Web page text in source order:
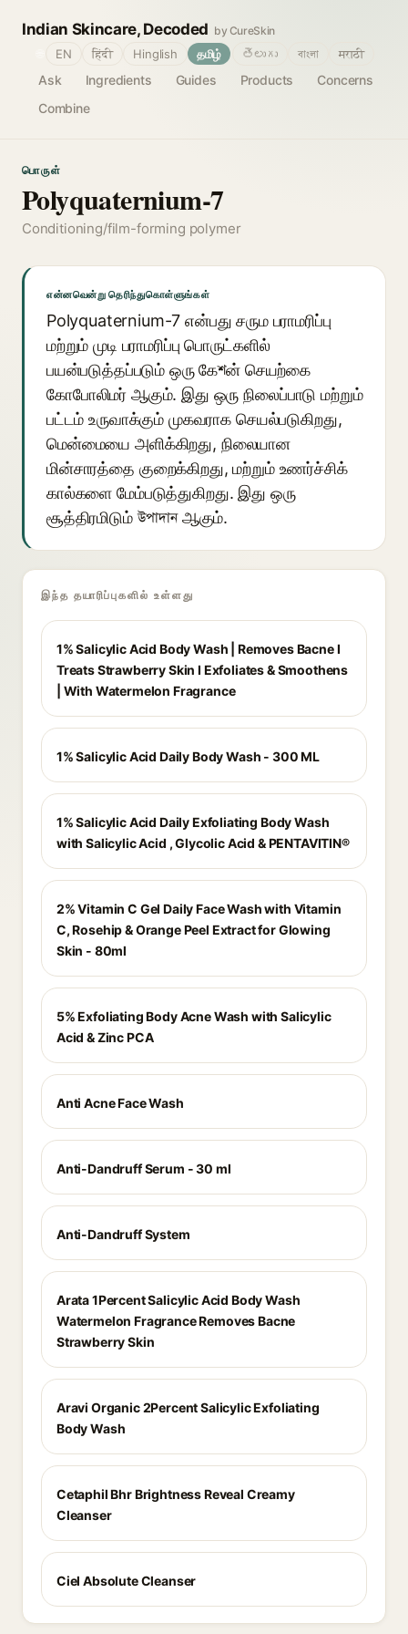
Indian Skincare, Decoded by CureSkin
Ask Ingredients Guides Products
Concerns
Combine
EN हिंदी Hinglish தமிழ் తెలుగు বাংলা मराठी
பொருள்
Polyquaternium-7
Conditioning/film-forming polymer
என்னவென்று தெரிந்துகொள்ளுங்கள்
Polyquaternium-7 என்பது சரும பராமரிப்பு
மற்றும் முடி பராமரிப்பு பொருட்களில்
பயன்படுத்தப்படும் ஒரு கேশன் செயற்கை
கோபோலிமர் ஆகும். இது ஒரு நிலைப்பாடு மற்றும்
பட்டம் உருவாக்கும் முகவராக செயல்படுகிறது,
மென்மையை அளிக்கிறது, நிலையான
மின்சாரத்தை குறைக்கிறது, மற்றும் உணர்ச்சிக்
கால்களை மேம்படுத்துகிறது. இது ஒரு
சூத்திரமிடும் উপাদান ஆகும்.
இந்த தயாரிப்புகளில் உள்ளது
1% Salicylic Acid Body Wash | Removes Bacne I
Treats Strawberry Skin I Exfoliates & Smoothens
| With Watermelon Fragrance
1% Salicylic Acid Daily Body Wash - 300 ML
1% Salicylic Acid Daily Exfoliating Body Wash
with Salicylic Acid , Glycolic Acid & PENTAVITIN®
2% Vitamin C Gel Daily Face Wash with Vitamin
C, Rosehip & Orange Peel Extract for Glowing
Skin - 80ml
5% Exfoliating Body Acne Wash with Salicylic
Acid & Zinc PCA
Anti Acne Face Wash
Anti-Dandruff Serum - 30 ml
Anti-Dandruff System
Arata 1Percent Salicylic Acid Body Wash
Watermelon Fragrance Removes Bacne
Strawberry Skin
Aravi Organic 2Percent Salicylic Exfoliating
Body Wash
Cetaphil Bhr Brightness Reveal Creamy
Cleanser
Ciel Absolute Cleanser